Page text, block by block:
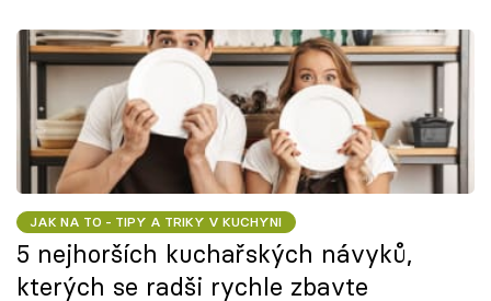
JAK NA TO - TIPY A TRIKY V KUCHYNI
5 nejhorších kuchařských návyků,
kterých se radši rychle zbavte